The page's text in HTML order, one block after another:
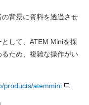
背景に資料を透過させ
して、ATEM Miniを採
ため、複雑な操作がい
products/atemmini